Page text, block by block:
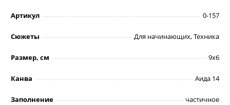
Артикул 0-157
Сюжеты Для начинающих, Техника
Размер, см 9х6
Канва Аида 14
Заполнение частичное